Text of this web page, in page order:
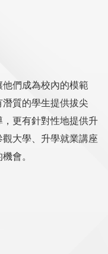
們成為校內的模範
質的學生提供拔尖
更有針對性地提供升
大學、升學就業講座
會。